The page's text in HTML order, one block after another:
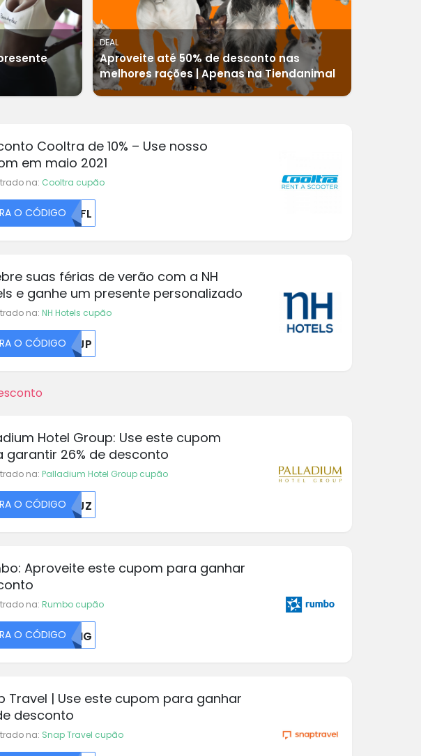
DEAL
Aproveite até 50% de desconto nas
melhores rações | Apenas na Tiendanimal
Cooltra de 10% – Use nosso
em maio 2021
na: Cooltra cupão
O CÓDIGOMDFL
suas férias de verão com a NH
e ganhe um presente personalizado
na: NH Hotels cupão
O CÓDIGOWVJP
Hotel Group: Use este cupom
garantir 26% de desconto
na: Palladium Hotel Group cupão
O CÓDIGONJJZ
Aproveite este cupom para ganhar
na: Rumbo cupão
O CÓDIGOT0HG
Travel | Use este cupom para ganhar
desconto
na: Snap Travel cupão